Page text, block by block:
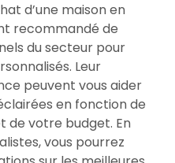
d’une maison en
recommandé de
du secteur pour
Leur
peuvent vous aider
en fonction de
de votre budget. En
vous pourrez